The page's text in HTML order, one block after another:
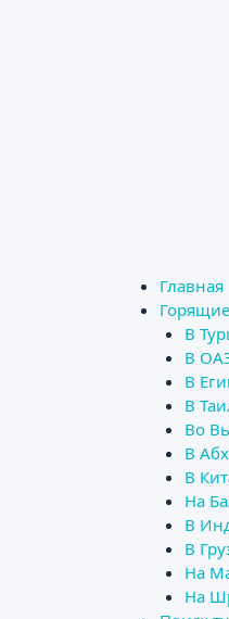
Главная
В
В
В
В
Во
В
В
На
В
В
На
На